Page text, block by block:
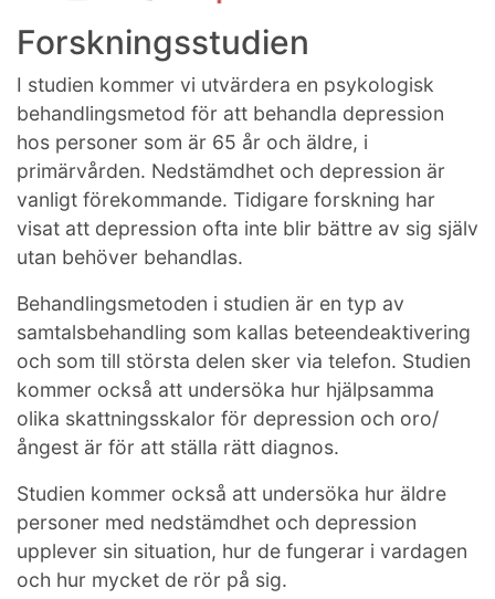
Forskningsstudien
I studien kommer vi utvärdera en psykologisk
behandlingsmetod för att behandla depression
hos personer som är 65 år och äldre, i
primärvården. Nedstämdhet och depression är
vanligt förekommande. Tidigare forskning har
visat att depression ofta inte blir bättre av sig själv
utan behöver behandlas.
Behandlingsmetoden i studien är en typ av
samtalsbehandling som kallas beteendeaktivering
och som till största delen sker via telefon. Studien
kommer också att undersöka hur hjälpsamma
olika skattningsskalor för depression och oro/
ångest är för att ställa rätt diagnos.
Studien kommer också att undersöka hur äldre
personer med nedstämdhet och depression
upplever sin situation, hur de fungerar i vardagen
och hur mycket de rör på sig.